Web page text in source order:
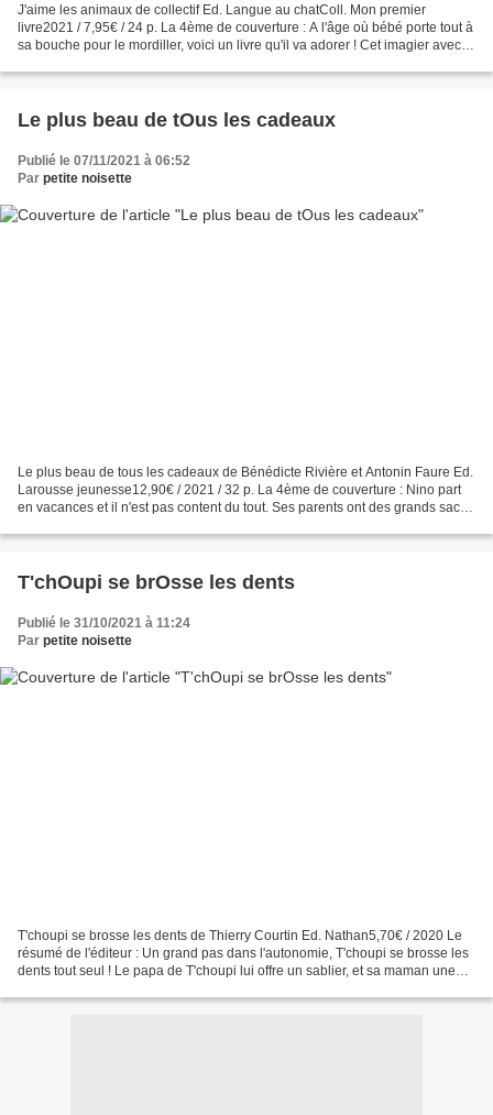
J'aime les animaux de collectif Ed. Langue au chatColl. Mon premier
livre2021 / 7,95€ / 24 p. La 4ème de couverture : A l'âge où bébé porte tout à
sa bouche pour le mordiller, voici un livre qu'il va adorer ! Cet imagier avec
Le plus beau de tOus les cadeaux
Publié le 07/11/2021 à 06:52
Par petite noisette
Le plus beau de tous les cadeaux de Bénédicte Rivière et Antonin Faure Ed.
Larousse jeunesse12,90€ / 2021 / 32 p. La 4ème de couverture : Nino part
en vacances et il n'est pas content du tout. Ses parents ont des grands sacs,
T'chOupi se brOsse les dents
Publié le 31/10/2021 à 11:24
Par petite noisette
T'choupi se brosse les dents de Thierry Courtin Ed. Nathan5,70€ / 2020 Le
résumé de l'éditeur : Un grand pas dans l'autonomie, T'choupi se brosse les
dents tout seul ! Le papa de T'choupi lui offre un sablier, et sa maman une